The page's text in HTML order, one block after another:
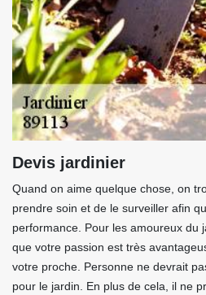
Devis jardinier
Quand on aime quelque chose, on
prendre soin et de le surveiller afin
performance. Pour les amoureux du
que votre passion est très
votre proche. Personne ne devrait
pour le jardin. En plus de cela, il ne